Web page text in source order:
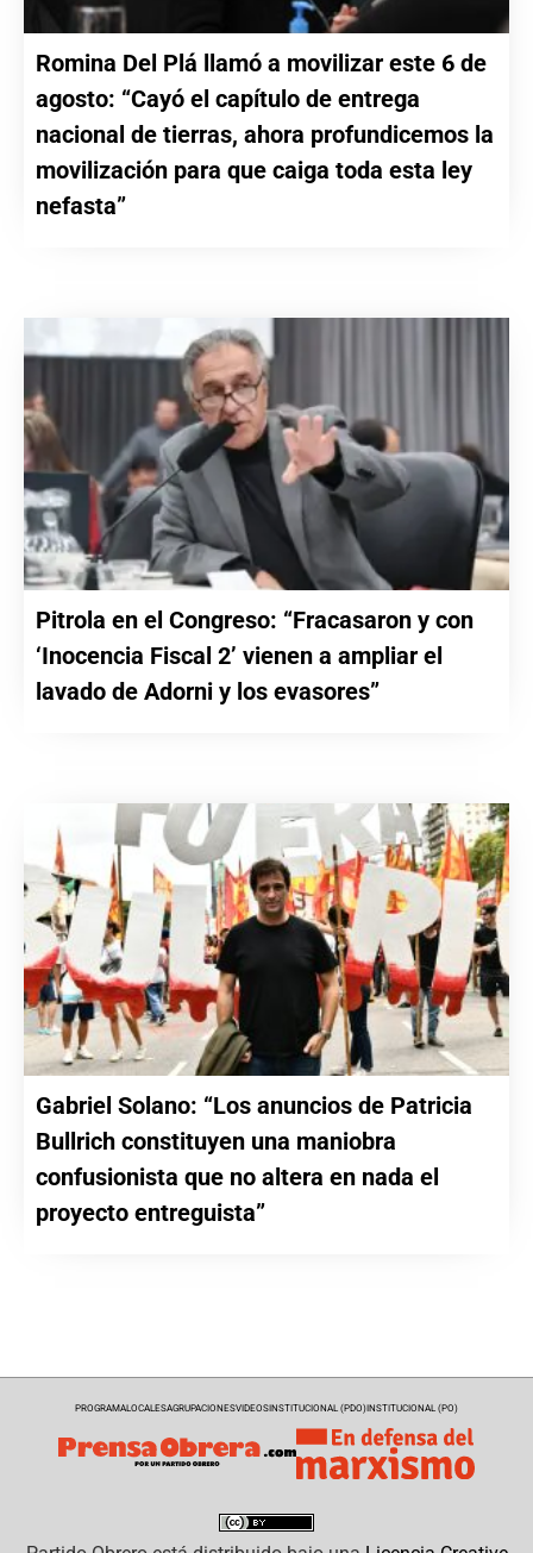
Romina Del Plá llamó a movilizar este 6 de
agosto: “Cayó el capítulo de entrega
nacional de tierras, ahora profundicemos la
movilización para que caiga toda esta ley
nefasta”
Pitrola en el Congreso: “Fracasaron y con
‘Inocencia Fiscal 2’ vienen a ampliar el
lavado de Adorni y los evasores”
Gabriel Solano: “Los anuncios de Patricia
Bullrich constituyen una maniobra
confusionista que no altera en nada el
proyecto entreguista”
PROGRAMALOCALESAGRUPACIONESVIDEOSINSTITUCIONAL (PDO)INSTITUCIONAL (PO)